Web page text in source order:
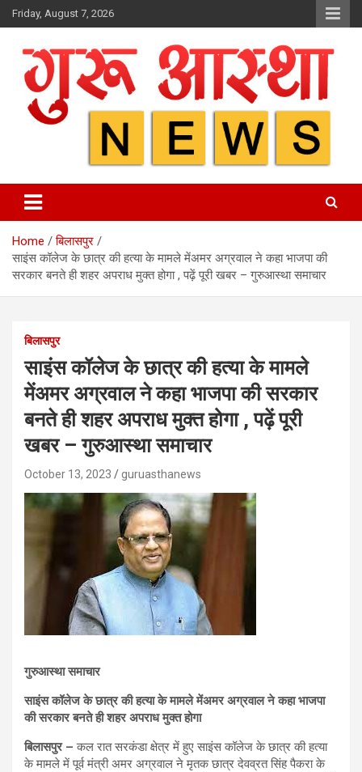
Skip
to
Friday, August 7, 2026
Home
बिलासपुर
साइंस कॉलेज के छात्र की हत्या के मामले मेंअमर अग्रवाल ने कहा भाजपा की
सरकार बनते ही शहर अपराध मुक्त होगा , पढ़ें पूरी खबर – गुरुआस्था समाचार
बिलासपुर
साइंस कॉलेज के छात्र की हत्या के मामले
मेंअमर अग्रवाल ने कहा भाजपा की सरकार
बनते ही शहर अपराध मुक्त होगा , पढ़ें पूरी
खबर – गुरुआस्था समाचार
October 13, 2023 guruasthanews
गुरुआस्था समाचार
साइंस कॉलेज के छात्र की हत्या के मामले मेंअमर अग्रवाल ने कहा भाजपा
की सरकार बनते ही शहर अपराध मुक्त होगा
बिलासपुर – कल रात सरकंडा क्षेत्र में हुए साइंस कॉलेज के छात्र की हत्या
के मामले में पूर्व मंत्री अमर अग्रवाल ने मृतक छात्र देवव्रत सिंह पैकरा के